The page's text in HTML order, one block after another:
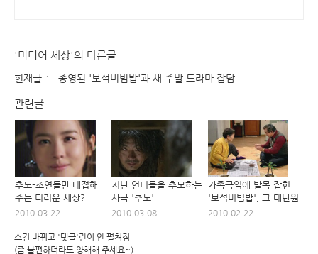
'미디어 세상'의 다른글
현재글 종영된 '보석비빔밥'과 새 주말 드라마 잡담
관련글
추노-조연들만 대접해
주는 더러운 세상?
2010.03.22
지난 언니들을 추모하는
사극 '추노'
2010.03.08
가족극임에 발목 잡힌
'보석비빔밥', 그 대단원
2010.02.22
스킨 바뀌고 '댓글'란이 안 펼쳐짐
(좀 불편하더라도 양해해 주세요~)